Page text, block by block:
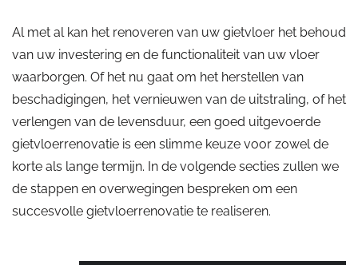
Al met al kan het renoveren van uw gietvloer het behoud
van uw investering en de functionaliteit van uw vloer
waarborgen. Of het nu gaat om het herstellen van
beschadigingen, het vernieuwen van de uitstraling, of het
verlengen van de levensduur, een goed uitgevoerde
gietvloerrenovatie is een slimme keuze voor zowel de
korte als lange termijn. In de volgende secties zullen we
de stappen en overwegingen bespreken om een
succesvolle gietvloerrenovatie te realiseren.